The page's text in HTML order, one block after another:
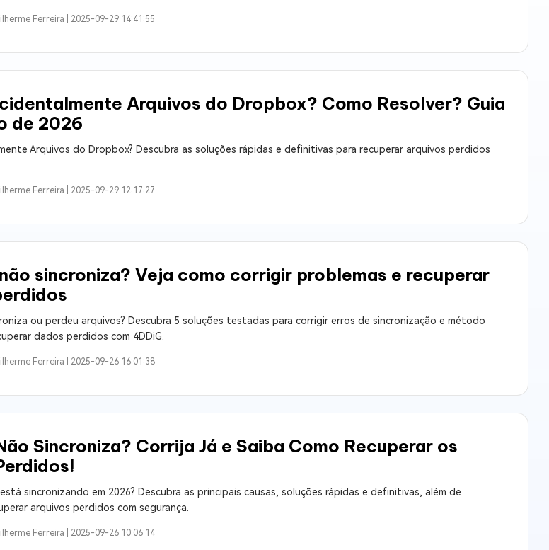
Ferreira | 2025-09-29 14:41:55
Arquivos do Dropbox? Como Resolver? Guia
de 2026
Arquivos do Dropbox? Descubra as soluções rápidas e definitivas para recuperar arquivos perdidos
Ferreira | 2025-09-29 12:17:27
sincroniza? Veja como corrigir problemas e recuperar
ou perdeu arquivos? Descubra 5 soluções testadas para corrigir erros de sincronização e método
dados perdidos com 4DDiG.
Ferreira | 2025-09-26 16:01:38
Sincroniza? Corrija Já e Saiba Como Recuperar os
sincronizando em 2026? Descubra as principais causas, soluções rápidas e definitivas, além de
arquivos perdidos com segurança.
Ferreira | 2025-09-26 10:06:14